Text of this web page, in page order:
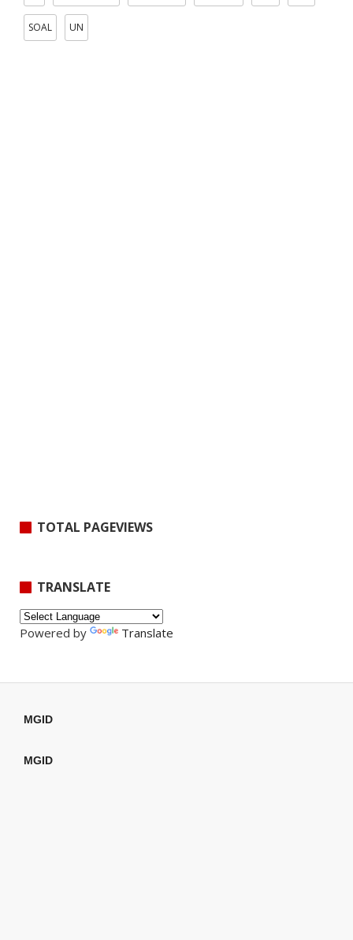
SOAL UN
TOTAL PAGEVIEWS
TRANSLATE
Powered by Translate
MGID
MGID